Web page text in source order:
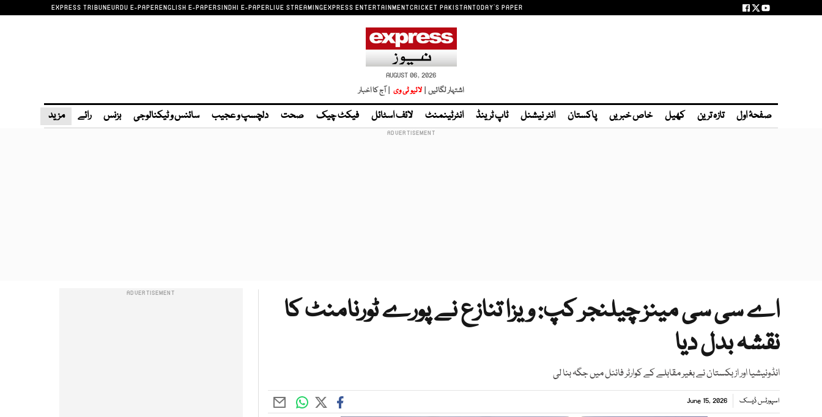
EXPRESS TRIBUNEURDU E-PAPERENGLISH E-PAPERSINDHI E-PAPERLIVE STREAMINGEXPRESS ENTERTAINMENTCRICKET PAKISTANTODAY'S PAPER
AUGUST 06, 2026
اشتہار لگائیں | لائیو ٹی وی | آج کا اخبار
صفحۂ اول تازہ ترین کھیل خاص خبریں پاکستان انٹر نیشنل ٹاپ ٹرینڈ انٹرٹینمنٹ لائف اسٹائل فیکٹ چیک صحت دلچسپ و عجیب سائنس و ٹیکنالوجی بزنس رائے مزید
اے سی سی مینز چیلنجر کپ: ویزا تنازع نے پورے ٹورنامنٹ کا
نقشہ بدل دیا
انڈونیشیا اور ازبکستان نے بغیر مقابلے کے کوارٹر فائنل میں جگہ بنا لی
اسپورٹس ڈیسک June 15, 2026